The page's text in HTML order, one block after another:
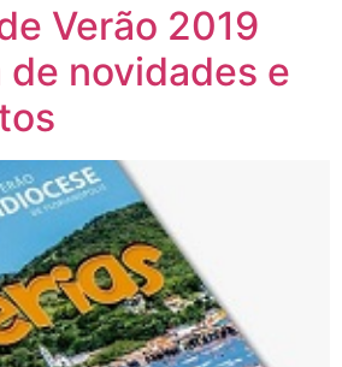
Verão 2019
novidades e